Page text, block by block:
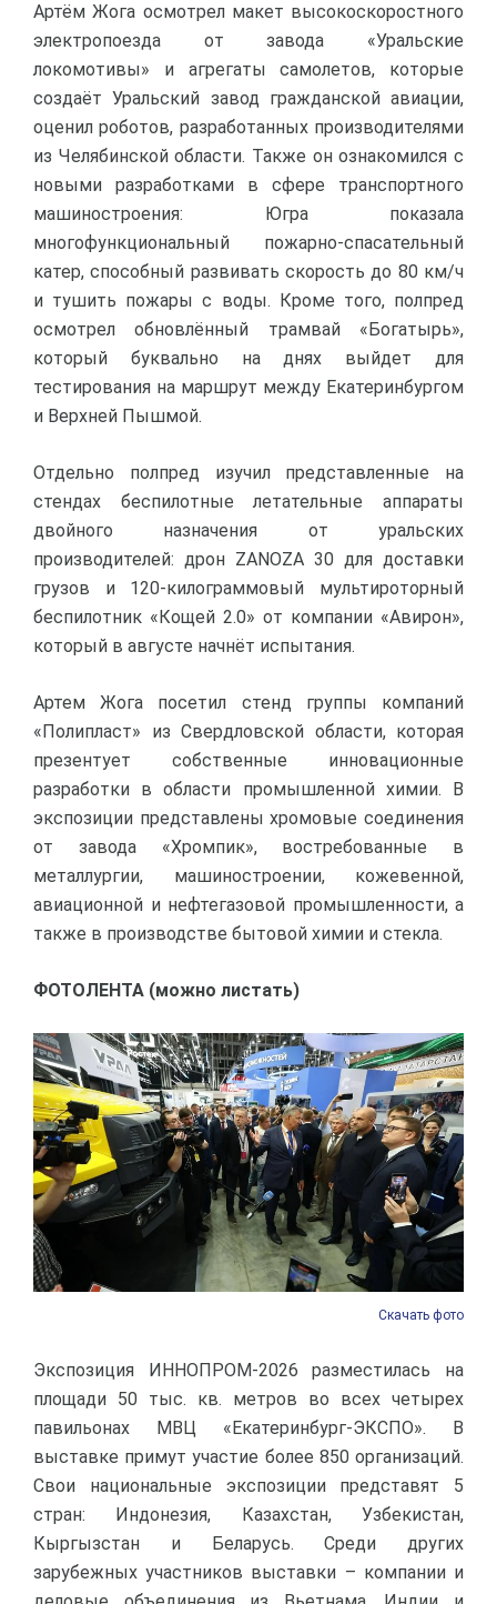
Артём Жога осмотрел макет высокоскоростного
электропоезда от завода «Уральские
локомотивы» и агрегаты самолетов, которые
создаёт Уральский завод гражданской авиации,
оценил роботов, разработанных производителями
из Челябинской области. Также он ознакомился с
новыми разработками в сфере транспортного
машиностроения: Югра показала
многофункциональный пожарно-спасательный
катер, способный развивать скорость до 80 км/ч
и тушить пожары с воды. Кроме того, полпред
осмотрел обновлённый трамвай «Богатырь»,
который буквально на днях выйдет для
тестирования на маршрут между Екатеринбургом
и Верхней Пышмой.
Отдельно полпред изучил представленные на
стендах беспилотные летательные аппараты
двойного назначения от уральских
производителей: дрон ZANOZA 30 для доставки
грузов и 120-килограммовый мультироторный
беспилотник «Кощей 2.0» от компании «Авирон»,
который в августе начнёт испытания.
Артем Жога посетил стенд группы компаний
«Полипласт» из Свердловской области, которая
презентует собственные инновационные
разработки в области промышленной химии. В
экспозиции представлены хромовые соединения
от завода «Хромпик», востребованные в
металлургии, машиностроении, кожевенной,
авиационной и нефтегазовой промышленности, а
также в производстве бытовой химии и стекла.
ФОТОЛЕНТА (можно листать)
Скачать фото
Экспозиция ИННОПРОМ-2026 разместилась на
площади 50 тыс. кв. метров во всех четырех
павильонах МВЦ «Екатеринбург-ЭКСПО». В
выставке примут участие более 850 организаций.
Свои национальные экспозиции представят 5
стран: Индонезия, Казахстан, Узбекистан,
Кыргызстан и Беларусь. Среди других
зарубежных участников выставки – компании и